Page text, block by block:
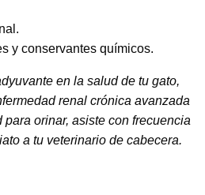
y conservantes químicos.
en la salud de tu gato,
renal crónica avanzada
orinar, asiste con frecuencia
a tu veterinario de cabecera.